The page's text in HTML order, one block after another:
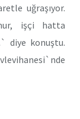
uğraşıyor.
işçi hatta
diye konuştu.